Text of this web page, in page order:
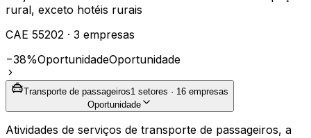
rural, exceto hotéis rurais
CAE 55202 · 3 empresas
−38%OportunidadeOportunidade
Transporte de passageiros1 setores · 16 empresas
Oportunidade
Atividades de serviços de transporte de passageiros, a